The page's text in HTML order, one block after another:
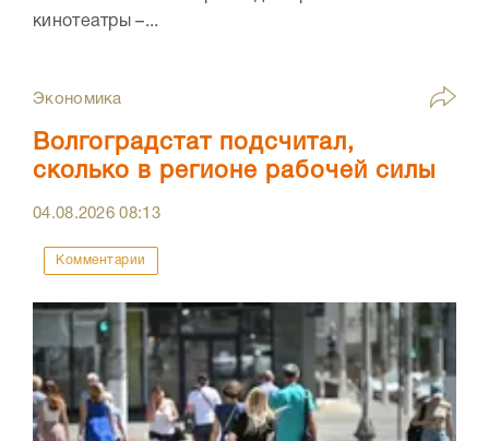
кинотеатры –...
Экономика
Волгоградстат подсчитал,
сколько в регионе рабочей силы
04.08.202608:13
Комментарии